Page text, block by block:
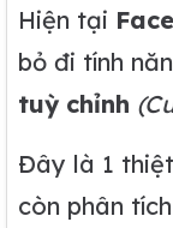
Hiện tại
bỏ đi tính
tuỳ chỉnh
Đây là 1
còn phân